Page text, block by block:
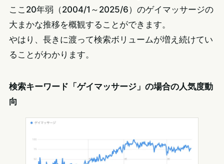
ここ20年弱（2004/1～2025/6）のゲイマッサージの
大まかな推移を概観することができます。
やはり、長きに渡って検索ボリュームが増え続けてい
ることがわかります。
検索キーワード「ゲイマッサージ」の場合の人気度動
向